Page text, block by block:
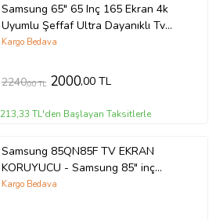
Samsung 65" 65 Inç 165 Ekran 4k
Uyumlu Şeffaf Ultra Dayanıklı Tv
Ekran KORUYUCU
Kargo Bedava
2240,00 TL 2000,00 TL
213,33 TL'den Başlayan Taksitlerle
Samsung 85QN85F TV EKRAN
KORUYUCU - Samsung 85" inç
214cm 216 Ekran Tv ekran Koruyucu
Kargo Bedava